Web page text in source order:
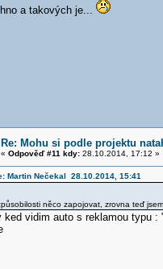
a takových je...
Re: Mohu si podle projektu
« Odpověď #11 kdy:28.10.2014, 17:12 »
Martin Nečekal 28.10.2014, 15:41
něco zapojovat, zrovna teď
ked vidim auto s reklamou typu